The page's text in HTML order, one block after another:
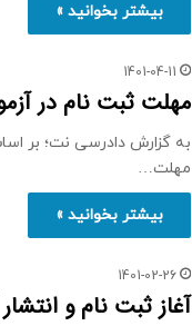
بیشتر بخوانید »
1401-04-11
مهلت ثبت نام در آزمون
مهلت…
بیشتر بخوانید »
1401-02-26
آغاز ثبت نام و انتشار